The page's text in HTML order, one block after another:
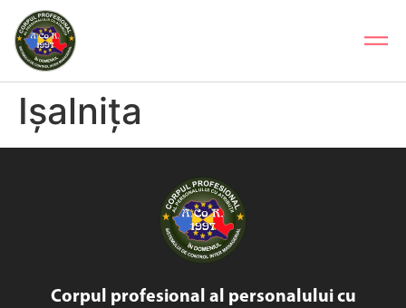
Ișalnița
Corpul profesional al personalului cu